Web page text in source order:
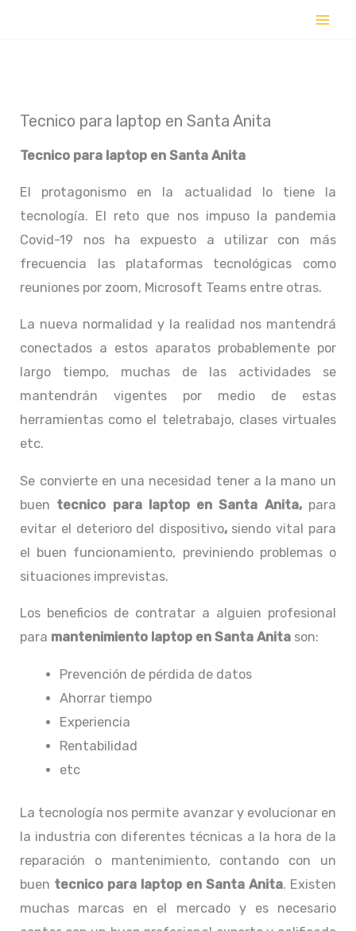
Tecnico para laptop en Santa Anita
Tecnico para laptop en Santa Anita
El protagonismo en la actualidad lo tiene la
tecnología. El reto que nos impuso la pandemia
Covid-19 nos ha expuesto a utilizar con más
frecuencia las plataformas tecnológicas como
reuniones por zoom, Microsoft Teams entre otras.
La nueva normalidad y la realidad nos mantendrá
conectados a estos aparatos probablemente por
largo tiempo, muchas de las actividades se
mantendrán vigentes por medio de estas
herramientas como el teletrabajo, clases virtuales
etc.
Se convierte en una necesidad tener a la mano un
buen tecnico para laptop en Santa Anita, para
evitar el deterioro del dispositivo, siendo vital para
el buen funcionamiento, previniendo problemas o
situaciones imprevistas.
Los beneficios de contratar a alguien profesional
para mantenimiento laptop en Santa Anita son:
Prevención de pérdida de datos
Ahorrar tiempo
Experiencia
Rentabilidad
etc
La tecnología nos permite avanzar y evolucionar en
la industria con diferentes técnicas a la hora de la
reparación o mantenimiento, contando con un
buen tecnico para laptop en Santa Anita. Existen
muchas marcas en el mercado y es necesario